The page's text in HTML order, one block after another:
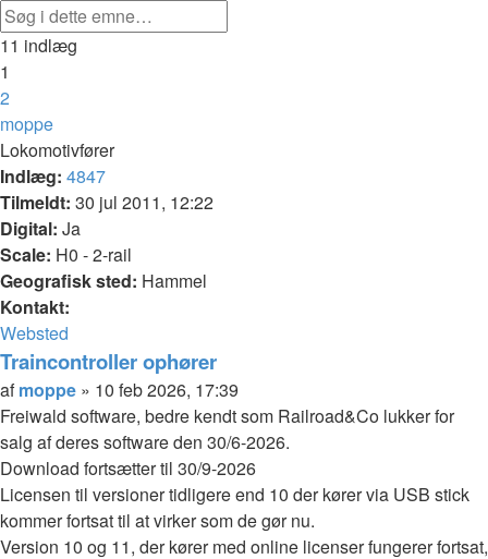
11 indlæg
1
2
Næste
moppe
Lokomotivfører
Indlæg: 4847
Tilmeldt: 30 jul 2011, 12:22
Digital: Ja
Scale: H0 - 2-rail
Geografisk sted: Hammel
Kontakt:
Kontakt
moppe
Websted
Traincontroller ophører
Citer
Indlæg
afmoppe » 10 feb 2026, 17:39
Freiwald software, bedre kendt som Railroad&Co lukker for
salg af deres software den 30/6-2026.
Download fortsætter til 30/9-2026
Licensen til versioner tidligere end 10 der kører via USB stick
kommer fortsat til at virker som de gør nu.
Version 10 og 11, der kører med online licenser fungerer fortsat,